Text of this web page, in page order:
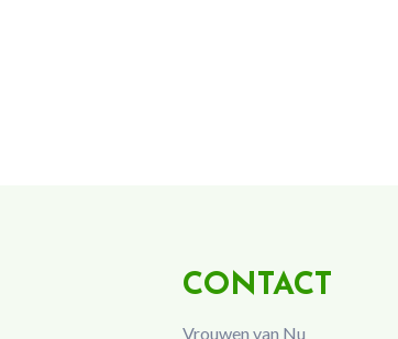
CONTACT
Vrouwen van Nu